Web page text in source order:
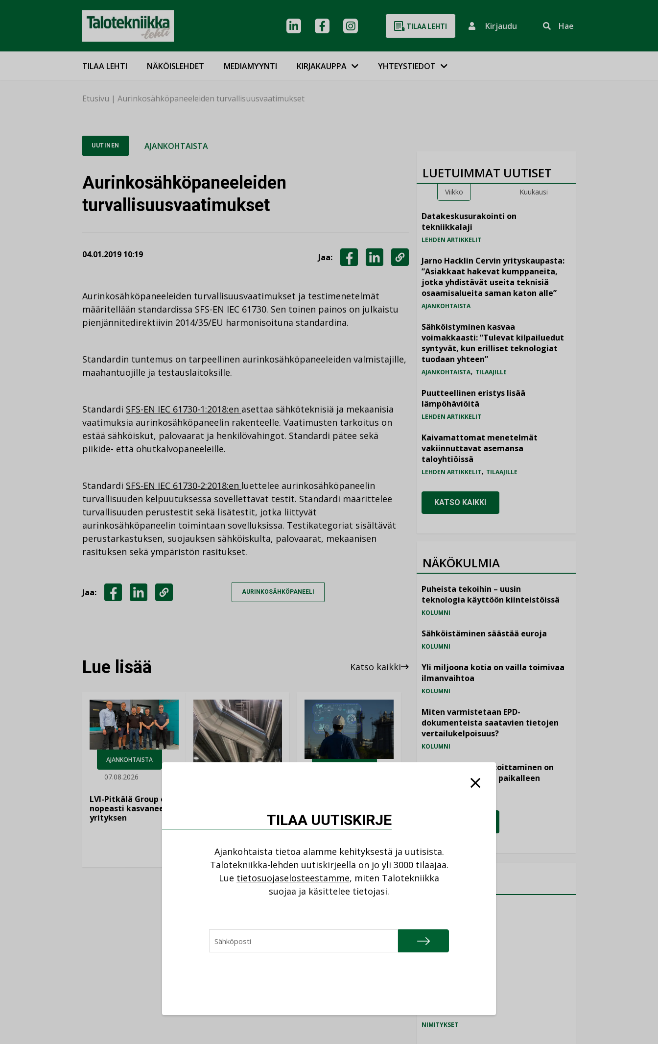
TILAA LEHTI Kirjaudu Hae
TILAA LEHTI NÄKÖISLEHDET MEDIAMYYNTI KIRJAKAUPPA YHTEYSTIEDOT
Etusivu | Aurinkosähköpaneeleiden turvallisuusvaatimukset
UUTINEN AJANKOHTAISTA
Aurinkosähköpaneeleiden
turvallisuusvaatimukset
04.01.2019 10:19 Jaa:
LINKEDINISSÄ
KOPIOI
LINKKI
Aurinkosähköpaneeleiden turvallisuusvaatimukset ja testimenetelmät
määritellään standardissa SFS-EN IEC 61730. Sen toinen painos on julkaistu
pienjännitedirektiivin 2014/35/EU harmonisoituna standardina.
Standardin tuntemus on tarpeellinen aurinkosähköpaneeleiden valmistajille,
maahantuojille ja testauslaitoksille.
Standardi SFS-EN IEC 61730-1:2018:en asettaa sähköteknisiä ja mekaanisia
vaatimuksia aurinkosähköpaneelin rakenteelle. Vaatimusten tarkoitus on
estää sähköiskut, palovaarat ja henkilövahingot. Standardi pätee sekä
piikide- että ohutkalvopaneeleille.
Standardi SFS-EN IEC 61730-2:2018:en luettelee aurinkosähköpaneelin
turvallisuuden kelpuutuksessa sovellettavat testit. Standardi määrittelee
turvallisuuden perustestit sekä lisätestit, jotka liittyvät
aurinkosähköpaneelin toimintaan sovelluksissa. Testikategoriat sisältävät
perustarkastuksen, suojauksen sähköiskulta, palovaarat, mekaanisen
rasituksen sekä ympäristön rasitukset.
Jaa: AURINKOSÄHKÖPANEELI
Lue lisää Katso kaikki
AJANKOHTAISTA
07.08.2026
LVI-Pitkälä Group osti
nopeasti kasvaneen
yrityksen
Puutteellinen eristys
lisää lämpöhäviöitä
kasvaa voimakkaasti:
”Tulevat kilpailuedut
teknologiat tuodaan
yhteen”
LUETUIMMAT UUTISET
Viikko Kuukausi
Datakeskusurakointi on
tekniikkalaji
LEHDEN ARTIKKELIT
Jarno Hacklin Cervin yrityskaupasta:
”Asiakkaat hakevat kumppaneita,
jotka yhdistävät useita teknisiä
osaamisalueita saman katon alle”
AJANKOHTAISTA
Sähköistyminen kasvaa
voimakkaasti: ”Tulevat kilpailuedut
syntyvät, kun erilliset teknologiat
tuodaan yhteen”
AJANKOHTAISTA, TILAAJILLE
Puutteellinen eristys lisää
lämpöhäviöitä
LEHDEN ARTIKKELIT
Kaivamattomat menetelmät
vakiinnuttavat asemansa
taloyhtiöissä
LEHDEN ARTIKKELIT, TILAAJILLE
KATSO KAIKKI
NÄKÖKULMIA
Puheista tekoihin – uusin
teknologia käyttöön kiinteistöissä
KOLUMNI
Sähköistäminen säästää euroja
KOLUMNI
Yli miljoona kotia on vailla toimivaa
ilmanvaihtoa
KOLUMNI
Miten varmistetaan EPD-
dokumenteista saatavien tietojen
vertailukelpoisuus?
KOLUMNI
Vesi- ja viemärimitoittaminen on
jämähtänyt ajassa paikalleen
NIMITYKSET
Refair
NIMITYKSET
TILAA UUTISKIRJE
Ajankohtaista tietoa alamme kehityksestä ja uutisista.
Talotekniikka-lehden uutiskirjeellä on jo yli 3000 tilaajaa.
Lue tietosuojaselosteestamme, miten Talotekniikka
suojaa ja käsittelee tietojasi.